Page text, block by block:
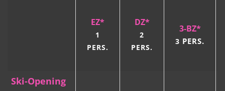
EZ*
1
PERS.
DZ*
2
PERS.
3-BZ*
3 PERS.
Ski-Opening